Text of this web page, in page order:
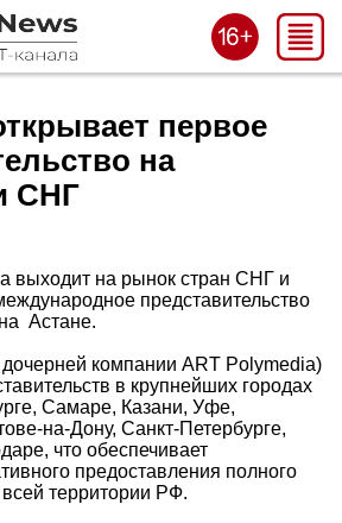
первое
на
СНГ
выходит на рынок стран СНГ и
представительство
Астане.
компании ART Polymedia)
в крупнейших городах
Самаре, Казани, Уфе,
на-Дону, Санкт-Петербурге,
что обеспечивает
предоставления полного
всей территории РФ.